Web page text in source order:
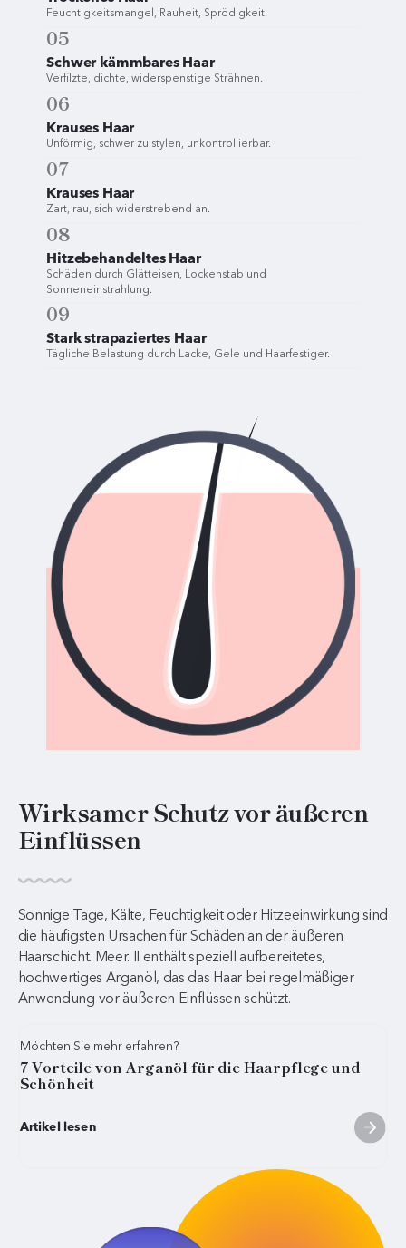
Feuchtigkeitsmangel, Rauheit, Sprödigkeit.
05
Schwer kämmbares Haar
Verfilzte, dichte, widerspenstige Strähnen.
06
Krauses Haar
Unförmig, schwer zu stylen, unkontrollierbar.
07
Krauses Haar
Zart, rau, sich widerstrebend an.
08
Hitzebehandeltes Haar
Schäden durch Glätteisen, Lockenstab und
Sonneneinstrahlung.
09
Stark strapaziertes Haar
Tägliche Belastung durch Lacke, Gele und Haarfestiger.
Wirksamer Schutz vor äußeren
Einflüssen
Sonnige Tage, Kälte, Feuchtigkeit oder Hitzeeinwirkung sind
die häufigsten Ursachen für Schäden an der äußeren
Haarschicht. Meer. II enthält speziell aufbereitetes,
hochwertiges Arganöl, das das Haar bei regelmäßiger
Anwendung vor äußeren Einflüssen schützt.
Möchten Sie mehr erfahren?
7 Vorteile von Arganöl für die Haarpflege und
Schönheit
Artikel lesen